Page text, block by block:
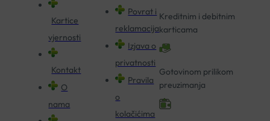
Kartice
vjernosti
Kontakt
O
nama
Povrat i
reklamacija
Izjava o
privatnosti
Pravila
o
kolačićima
Kreditnim i debitnim
karticama
Gotovinom prilikom
preuzimanja